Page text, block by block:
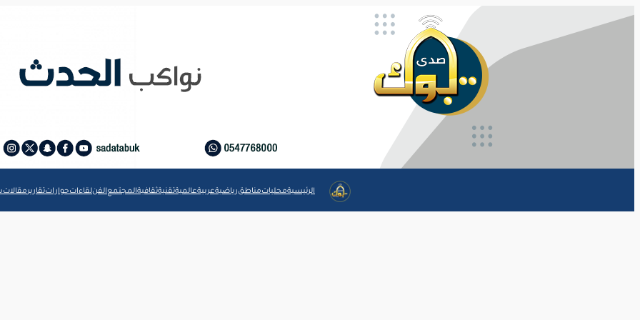
تخطى
الرئيسيةمحلياتمناطقرياضيةعربيةعالميةتقنيةثقافيةالمجتمعالفنلقاءاتحواراتتقاريرمقالات